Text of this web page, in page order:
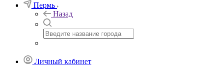
Пермь
Назад
Личный кабинет